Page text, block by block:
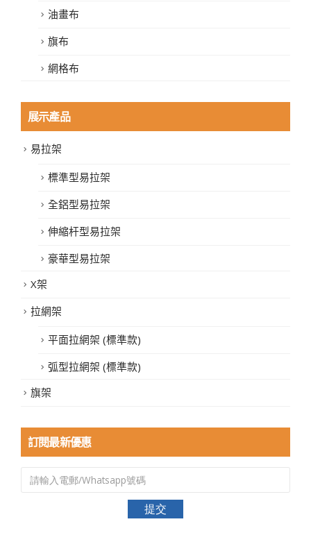
油畫布
旗布
網格布
展示產品
易拉架
標準型易拉架
全鋁型易拉架
伸縮杆型易拉架
豪華型易拉架
X架
拉網架
平面拉網架 (標準款)
弧型拉網架 (標準款)
旗架
訂閱最新優惠